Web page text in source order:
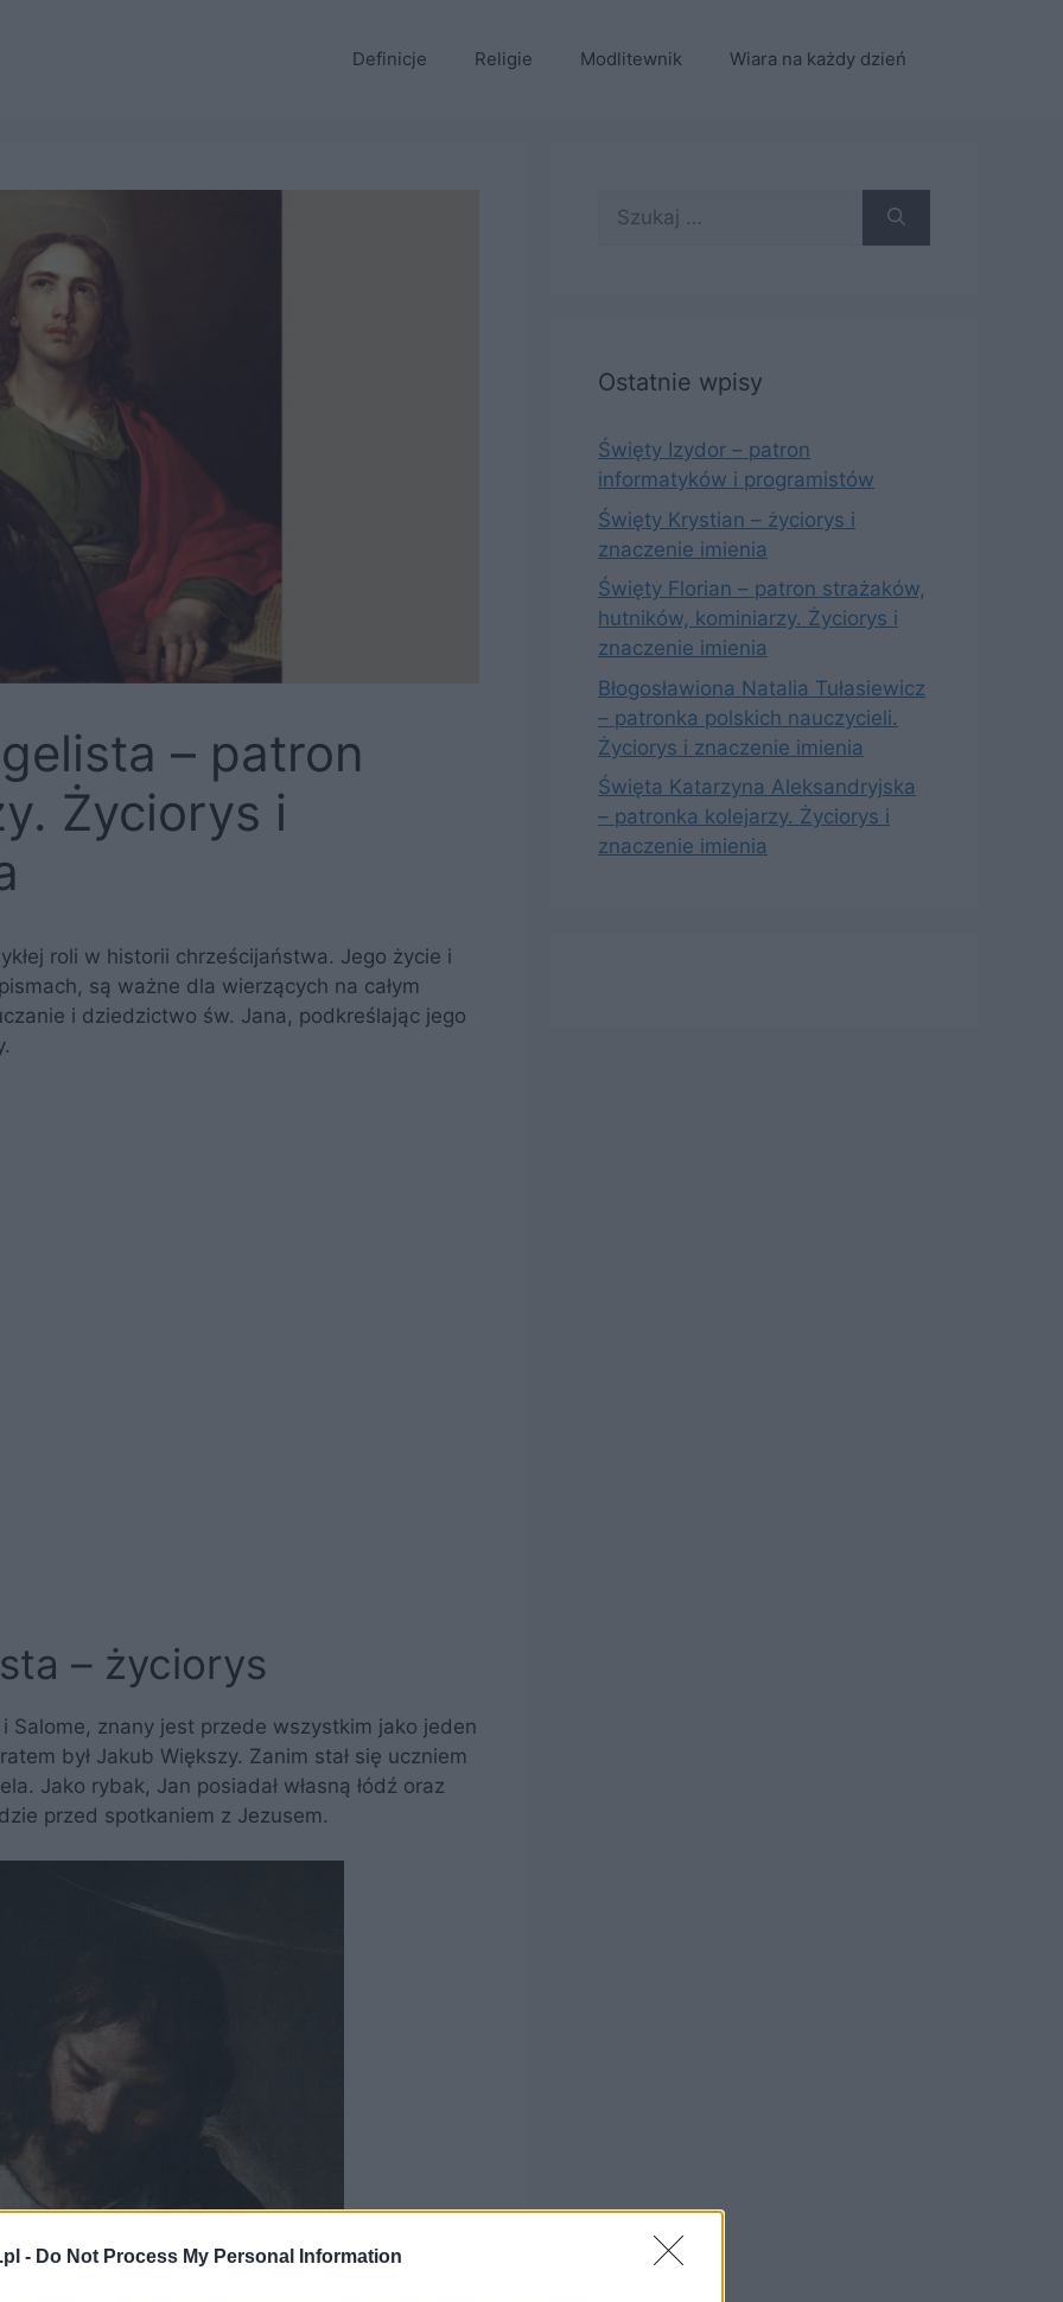
- Do Not Process My Personal Information
Definicje Religie Modlitewnik Wiara na każdy dzień
– patron
Życiorys i
roli w historii chrześcijaństwa. Jego życie i
są ważne dla wierzących na całym
i dziedzictwo św. Jana, podkreślając jego
– życiorys
Salome, znany jest przede wszystkim jako jeden
był Jakub Większy. Zanim stał się uczniem
Jako rybak, Jan posiadał własną łódź oraz
przed spotkaniem z Jezusem.
Ostatnie wpisy
Święty Izydor – patron
informatyków i programistów
Święty Krystian – życiorys i
znaczenie imienia
Święty Florian – patron strażaków,
hutników, kominiarzy. Życiorys i
znaczenie imienia
Błogosławiona Natalia Tułasiewicz
– patronka polskich nauczycieli.
Życiorys i znaczenie imienia
Święta Katarzyna Aleksandryjska
– patronka kolejarzy. Życiorys i
znaczenie imienia